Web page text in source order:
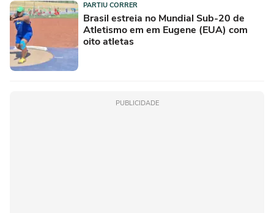
PARTIU CORRER
Brasil estreia no Mundial Sub-20 de
Atletismo em em Eugene (EUA) com
oito atletas
PUBLICIDADE